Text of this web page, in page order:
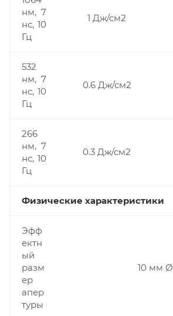
нм, 7
нс, 10
Гц
1 Дж/см2
532
нм, 7
нс, 10
Гц
0.6 Дж/см2
266
нм, 7
нс, 10
Гц
0.3 Дж/см2
Физические характеристики
Эфф
ектн
ый
разм
ер
апер
туры
10 мм Ø